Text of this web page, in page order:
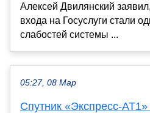
Алексей Двилянский
входа на Госуслуги стали
слабостей системы ...
05:27, 08 Мар
Спутник «Экспресс-